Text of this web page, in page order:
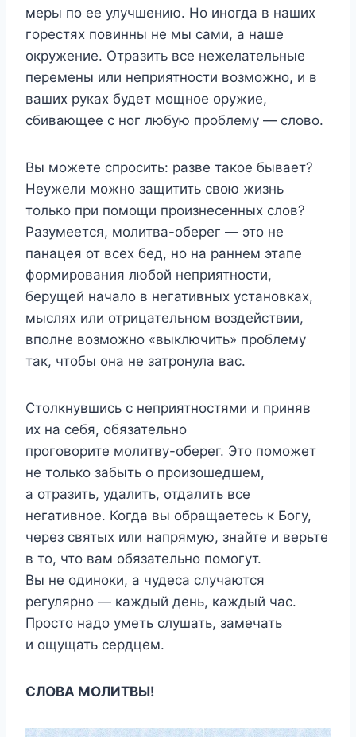
меры по ее улучшению. Но иногда в наших
горестях повинны не мы сами, а наше
окружение. Отразить все нежелательные
перемены или неприятности возможно, и в
ваших руках будет мощное оружие,
сбивающее с ног любую проблему — слово.
Вы можете спросить: разве такое бывает?
Неужели можно защитить свою жизнь
только при помощи произнесенных слов?
Разумеется, молитва-оберег — это не
панацея от всех бед, но на раннем этапе
формирования любой неприятности,
берущей начало в негативных установках,
мыслях или отрицательном воздействии,
вполне возможно «выключить» проблему
так, чтобы она не затронула вас.
Столкнувшись с неприятностями и приняв
их на себя, обязательно
проговорите молитву-оберег. Это поможет
не только забыть о произошедшем,
а отразить, удалить, отдалить все
негативное. Когда вы обращаетесь к Богу,
через святых или напрямую, знайте и верьте
в то, что вам обязательно помогут.
Вы не одиноки, а чудеса случаются
регулярно — каждый день, каждый час.
Просто надо уметь слушать, замечать
и ощущать сердцем.
СЛОВА МОЛИТВЫ!